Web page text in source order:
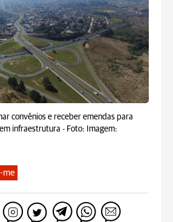
convênios e receber emendas para
infraestrutura - Foto: Imagem:
me